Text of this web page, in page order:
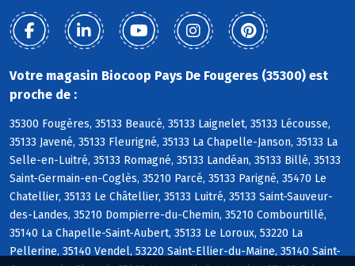
Votre magasin Biocoop Pays De Fougeres (35300) est
proche de :
35300 Fougères, 35133 Beaucé, 35133 Laignelet, 35133 Lécousse,
35133 Javené, 35133 Fleurigné, 35133 La Chapelle-Janson, 35133 La
Selle-en-Luitré, 35133 Romagné, 35133 Landéan, 35133 Billé, 35133
Saint-Germain-en-Coglès, 35210 Parcé, 35133 Parigné, 35470 Le
Chatellier, 35133 Le Châtellier, 35133 Luitré, 35133 Saint-Sauveur-
des-Landes, 35210 Dompierre-du-Chemin, 35210 Combourtillé,
35140 La Chapelle-Saint-Aubert, 35133 Le Loroux, 53220 La
Pellerine, 35140 Vendel, 53220 Saint-Ellier-du-Maine, 35140 Saint-